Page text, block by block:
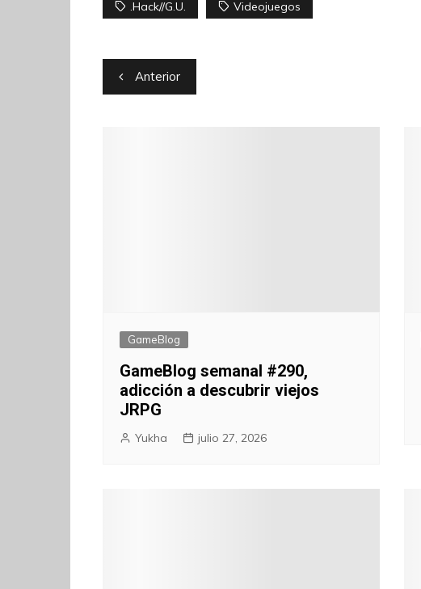
.hack//G.U. Videojuegos
Navegación
de
Anterior
GameBlog
GameBlog semanal #290,
adicción a descubrir viejos
JRPG
Yukha julio 27, 2026